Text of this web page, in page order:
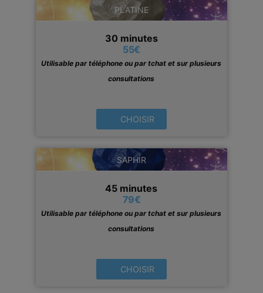
PLATINE
30 minutes
55€
Utilisable par téléphone ou par tchat et sur plusieurs
consultations
CHOISIR
SAPHIR
45 minutes
79€
Utilisable par téléphone ou par tchat et sur plusieurs
consultations
CHOISIR